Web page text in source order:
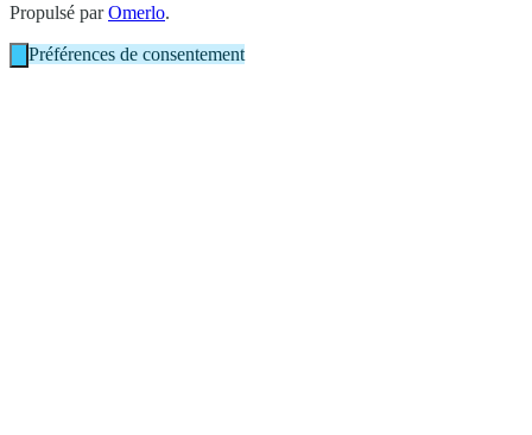
Propulsé parOmerlo.
Préférences de consentement